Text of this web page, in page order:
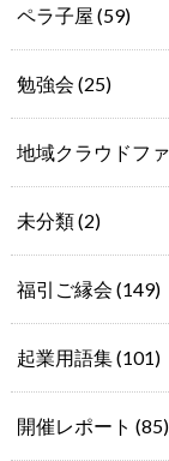
ペラ子屋 (59)
勉強会 (25)
地域クラウドフ
未分類(2)
福引ご縁会 (149)
起業用語集(101)
開催レポート (85)